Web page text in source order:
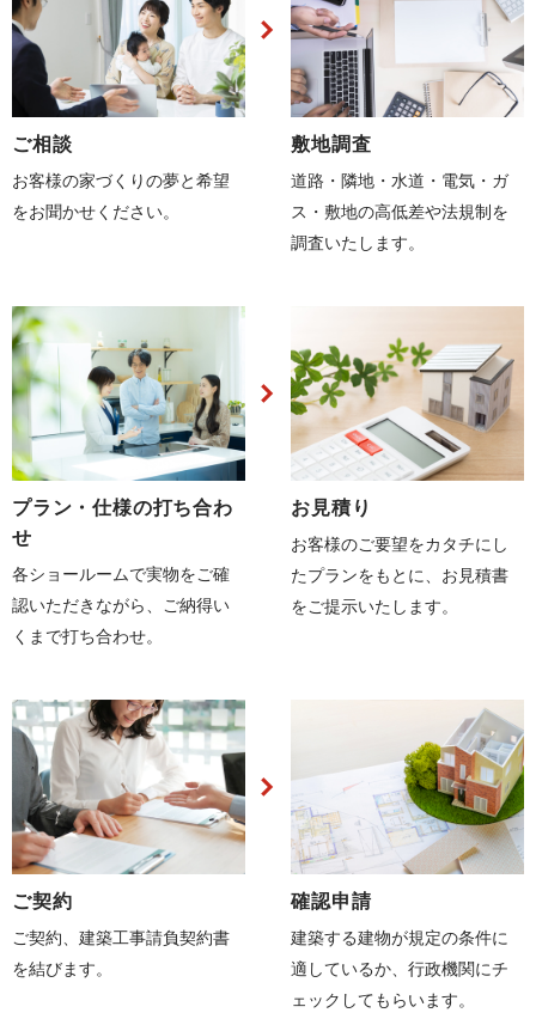
ご相談
お客様の家づくりの夢と希望
をお聞かせください。
敷地調査
道路・隣地・水道・電気・ガ
ス・敷地の高低差や法規制を
調査いたします。
プラン・仕様の打ち合わ
せ
各ショールームで実物をご確
認いただきながら、ご納得い
くまで打ち合わせ。
お見積り
お客様のご要望をカタチにし
たプランをもとに、お見積書
をご提示いたします。
ご契約
ご契約、建築工事請負契約書
を結びます。
確認申請
建築する建物が規定の条件に
適しているか、行政機関にチ
ェックしてもらいます。